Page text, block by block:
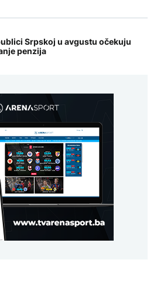
Srpskoj u avgustu očekuju
penzija